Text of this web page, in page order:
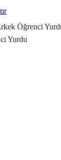
Öğrenci
Yurdu